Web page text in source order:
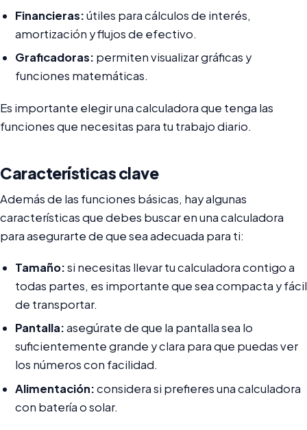
Financieras:útiles para cálculos de interés,
amortización y flujos de efectivo.
Graficadoras: permiten visualizar gráficas y
funciones matemáticas.
Es importante elegir una calculadora que tenga las
funciones que necesitas para tu trabajo diario.
Características clave
Además de las funciones básicas, hay algunas
características que debes buscar en una calculadora
para asegurarte de que sea adecuada para ti:
Tamaño:si necesitas llevar tu calculadora contigo a
todas partes, es importante que sea compacta y fácil
de transportar.
Pantalla:asegúrate de que la pantalla sea lo
suficientemente grande y clara para que puedas ver
los números con facilidad.
Alimentación:considera si prefieres una calculadora
con batería o solar.